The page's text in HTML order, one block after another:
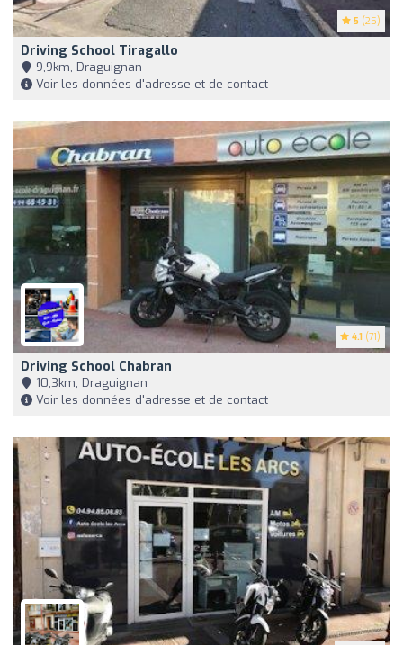
5 (25)
Driving School Tiragallo
9,9km, Draguignan
Voir les données d'adresse et de contact
4.1 (71)
Driving School Chabran
10,3km, Draguignan
Voir les données d'adresse et de contact